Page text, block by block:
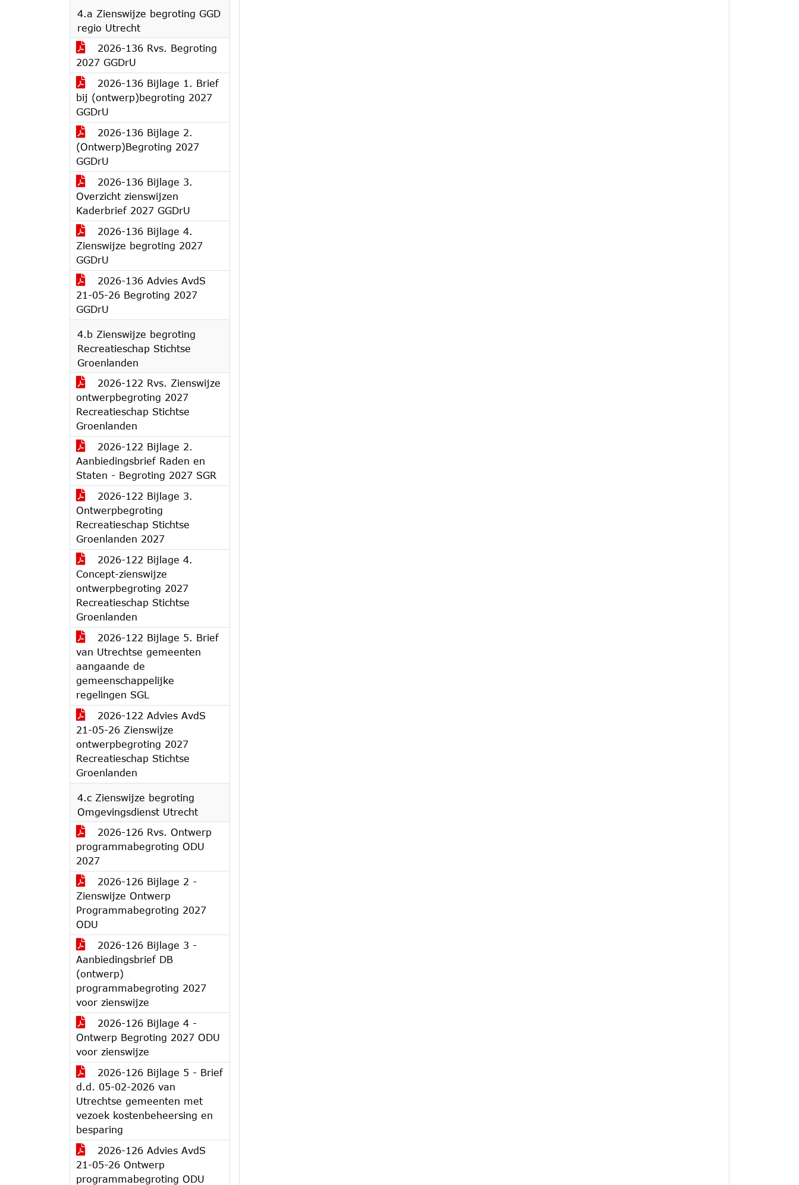
4.a Zienswijze begroting GGD
regio Utrecht
2026-136 Rvs. Begroting
2027 GGDrU
2026-136 Bijlage 1. Brief
bij (ontwerp)begroting 2027
GGDrU
2026-136 Bijlage 2.
(Ontwerp)Begroting 2027
GGDrU
2026-136 Bijlage 3.
Overzicht zienswijzen
Kaderbrief 2027 GGDrU
2026-136 Bijlage 4.
Zienswijze begroting 2027
GGDrU
2026-136 Advies AvdS
21-05-26 Begroting 2027
GGDrU
4.b Zienswijze begroting
Recreatieschap Stichtse
Groenlanden
2026-122 Rvs. Zienswijze
ontwerpbegroting 2027
Recreatieschap Stichtse
Groenlanden
2026-122 Bijlage 2.
Aanbiedingsbrief Raden en
Staten - Begroting 2027 SGR
2026-122 Bijlage 3.
Ontwerpbegroting
Recreatieschap Stichtse
Groenlanden 2027
2026-122 Bijlage 4.
Concept-zienswijze
ontwerpbegroting 2027
Recreatieschap Stichtse
Groenlanden
2026-122 Bijlage 5. Brief
van Utrechtse gemeenten
aangaande de
gemeenschappelijke
regelingen SGL
2026-122 Advies AvdS
21-05-26 Zienswijze
ontwerpbegroting 2027
Recreatieschap Stichtse
Groenlanden
4.c Zienswijze begroting
Omgevingsdienst Utrecht
2026-126 Rvs. Ontwerp
programmabegroting ODU
2027
2026-126 Bijlage 2 -
Zienswijze Ontwerp
Programmabegroting 2027
ODU
2026-126 Bijlage 3 -
Aanbiedingsbrief DB
(ontwerp)
programmabegroting 2027
voor zienswijze
2026-126 Bijlage 4 -
Ontwerp Begroting 2027 ODU
voor zienswijze
2026-126 Bijlage 5 - Brief
d.d. 05-02-2026 van
Utrechtse gemeenten met
vezoek kostenbeheersing en
besparing
2026-126 Advies AvdS
21-05-26 Ontwerp
programmabegroting ODU